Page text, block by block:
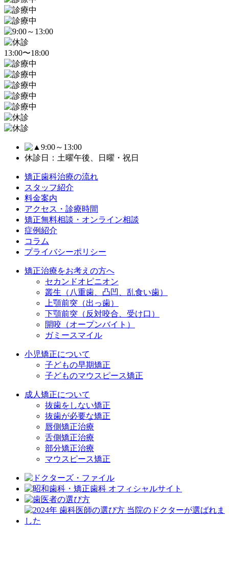
13:00〜18:00
9:00～13:00
休診日：土曜午後、日曜・祝日
矯正歯科治療の流れ
スタッフ紹介
料金案内
アクセス・診療時間
矯正無料相談・オンライン相談
症例紹介
コラム
プライバシーポリシー
矯正治療をお考えの方へ
セカンドオピニオン
叢生（八重歯、凸凹、乱食い歯）
上顎前突（出っ歯）
下顎前突（反対咬合、受け口）
開咬（オープンバイト）
ガミースマイル
小児矯正について
子どもの早期矯正
子どものマウスピース矯正
成人矯正について
抜歯をしない矯正
抜歯が必要な矯正
唇側矯正治療
舌側矯正治療
部分矯正治療
マウスピース矯正